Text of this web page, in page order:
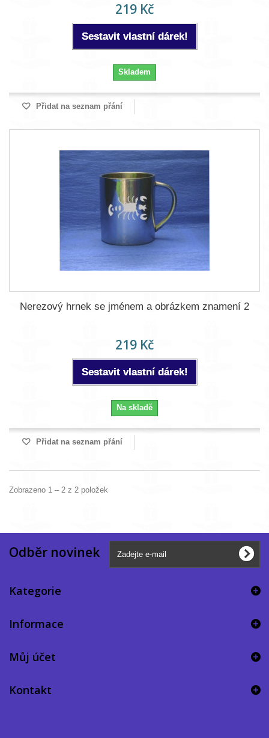
219 Kč
Sestavit vlastní dárek!
Skladem
Přidat na seznam přání
Nerezový hrnek se jménem a obrázkem znamení 2
219 Kč
Sestavit vlastní dárek!
Na skladě
Přidat na seznam přání
Zobrazeno 1 – 2 z 2 položek
Odběr novinek
Kategorie
Informace
Můj účet
Kontakt